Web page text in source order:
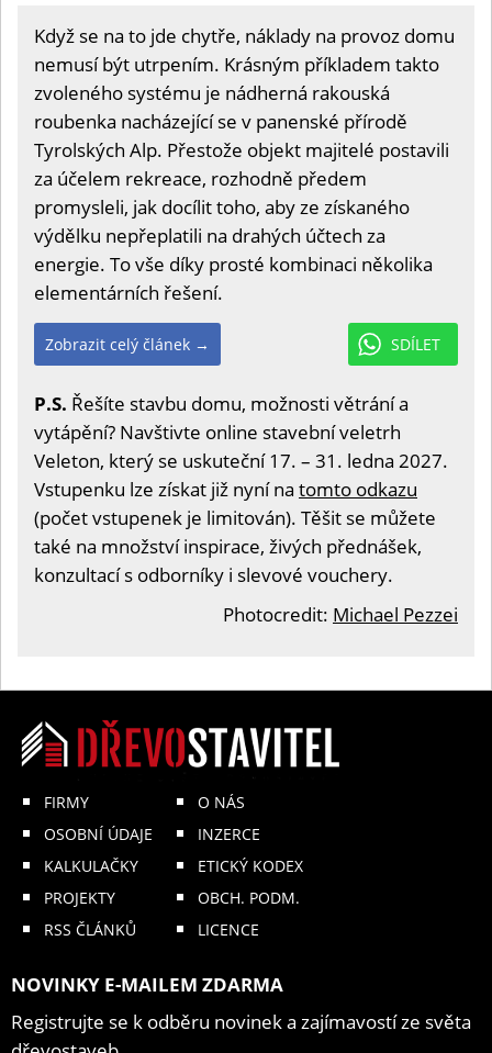
Když se na to jde chytře, náklady na provoz domu
nemusí být utrpením. Krásným příkladem takto
zvoleného systému je nádherná rakouská
roubenka nacházející se v panenské přírodě
Tyrolských Alp. Přestože objekt majitelé postavili
za účelem rekreace, rozhodně předem
promysleli, jak docílit toho, aby ze získaného
výdělku nepřeplatili na drahých účtech za
energie. To vše díky prosté kombinaci několika
elementárních řešení.
SDÍLET
Zobrazit celý článek →
P.S. Řešíte stavbu domu, možnosti větrání a
vytápění? Navštivte online stavební veletrh
Veleton, který se uskuteční 17. – 31. ledna 2027.
Vstupenku lze získat již nyní na tomto odkazu
(počet vstupenek je limitován). Těšit se můžete
také na množství inspirace, živých přednášek,
konzultací s odborníky i slevové vouchery.
Photocredit: Michael Pezzei
FIRMY
OSOBNÍ ÚDAJE
KALKULAČKY
PROJEKTY
RSS ČLÁNKŮ
O NÁS
INZERCE
ETICKÝ KODEX
OBCH. PODM.
LICENCE
NOVINKY E-MAILEM ZDARMA
Registrujte se k odběru novinek a zajímavostí ze světa